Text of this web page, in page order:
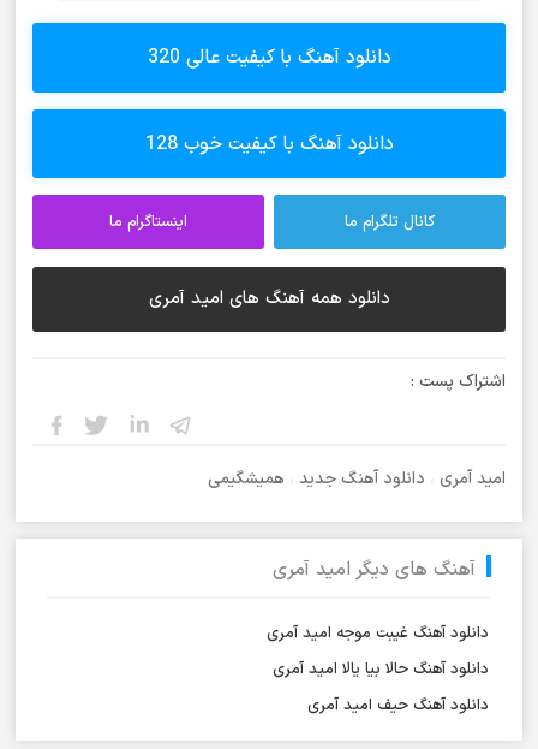
دانلود آهنگ با کیفیت عالی 320
دانلود آهنگ با کیفیت خوب 128
کانال تلگرام ما اینستاگرام ما
دانلود همه آهنگ های امید آمری
اشتراک پست :
امید آمری ، دانلود آهنگ جدید ، همیشگیمی
آهنگ های دیگر امید آمری
دانلود آهنگ غیبت موجه امید آمری
دانلود آهنگ حالا بیا یالا امید آمری
دانلود آهنگ حیف امید آمری